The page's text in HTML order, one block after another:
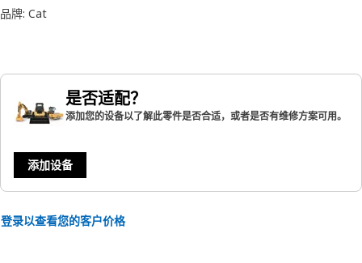
品牌: Cat
是否适配？
添加您的设备以了解此零件是否合适，或者是否有维修方案可用。
添加设备
登录以查看您的客户价格